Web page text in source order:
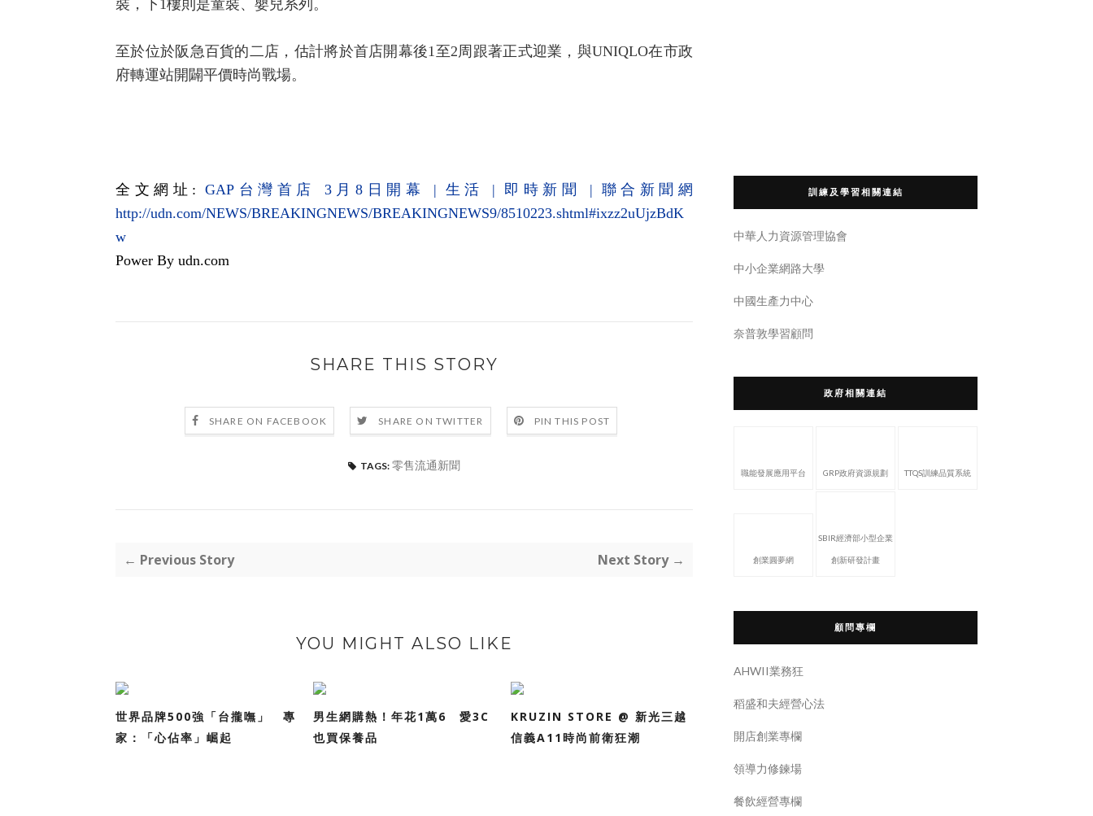
裝，下 1樓則是童裝、嬰兒系列。
至於位於阪急百貨的二店，估計將於首店開幕後1至2周跟著正式迎業，與UNIQLO在市政
府轉運站開闢平價時尚戰場。
全文網址 :GAP 台灣首店 3月8日開幕 | 生活 | 即時新聞 | 聯合新聞網
http://udn.com/NEWS/BREAKINGNEWS/BREAKINGNEWS9/8510223.shtml#ixzz2uUjzBdK
w
Power By udn.com
SHARE THIS STORY
SHARE ON FACEBOOK SHARE ON TWITTER PIN THIS POST
TAGS: 零售流通新聞
← Previous Story Next Story →
YOU MIGHT ALSO LIKE
世界品牌500強「台攏嘸」 專
家：「心佔率」崛起
男生網購熱！年花1萬6 愛3C
也買保養品
KRUZIN STORE @ 新光三越
信義A11時尚前衛狂潮
訓練及學習相關連結
中華人力資源管理協會
中小企業網路大學
中國生產力中心
奈普敦學習顧問
政府相關連結
職能發展應用平台 GRP政府資源規劃 TTQS訓練品質系統
創業圓夢網
SBIR經濟部小型企業
創新研發計畫
顧問專欄
AHWII業務狂
稻盛和夫經營心法
開店創業專欄
領導力修鍊場
餐飲經營專欄